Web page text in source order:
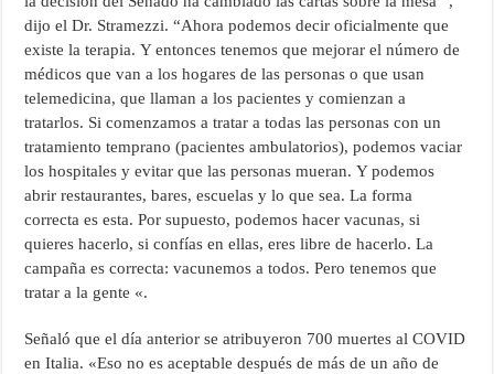
dijo el Dr. Stramezzi. “Ahora podemos decir oficialmente que
existe la terapia. Y entonces tenemos que mejorar el número de
médicos que van a los hogares de las personas o que usan
telemedicina, que llaman a los pacientes y comienzan a
tratarlos. Si comenzamos a tratar a todas las personas con un
tratamiento temprano (pacientes ambulatorios), podemos vaciar
los hospitales y evitar que las personas mueran. Y podemos
abrir restaurantes, bares, escuelas y lo que sea. La forma
correcta es esta. Por supuesto, podemos hacer vacunas, si
quieres hacerlo, si confías en ellas, eres libre de hacerlo. La
campaña es correcta: vacunemos a todos. Pero tenemos que
tratar a la gente «.
Señaló que el día anterior se atribuyeron 700 muertes al COVID
en Italia. «Eso no es aceptable después de más de un año de